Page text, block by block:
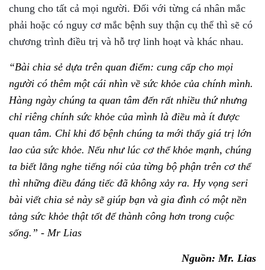
chung cho tất cả mọi người. Đối với từng cá nhân mắc
phải hoặc có nguy cơ mắc bệnh suy thận cụ thể thì sẽ có
chương trình điều trị và hỗ trợ linh hoạt và khác nhau.
“Bài chia sẻ dựa trên quan điểm: cung cấp cho mọi
người có thêm một cái nhìn về sức khỏe của chính mình.
Hàng ngày chúng ta quan tâm đến rất nhiều thứ nhưng
chỉ riêng chính sức khỏe của mình là điều mà ít được
quan tâm. Chỉ khi đổ bệnh chúng ta mới thấy giá trị lớn
lao của sức khỏe. Nếu như lúc cơ thể khỏe mạnh, chúng
ta biết lắng nghe tiếng nói của từng bộ phận trên cơ thể
thì những điều đáng tiếc đã không xảy ra. Hy vọng seri
bài viết chia sẻ này sẽ giúp bạn và gia đình có một nền
tảng sức khỏe thật tốt để thành công hơn trong cuộc
sống.” - Mr Lias
Nguồn: Mr. Lias